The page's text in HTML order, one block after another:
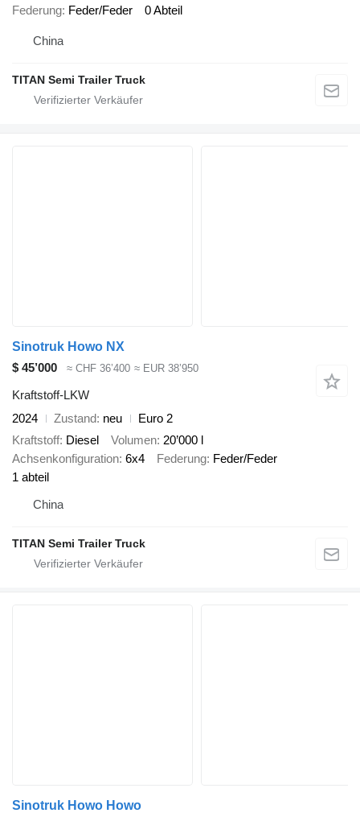
Federung Feder/Feder 0 Abteil
China
TITAN Semi Trailer Truck
Sinotruk Howo NX
$ 45’000
≈ CHF 36’400 ≈ EUR 38’950
Kraftstoff-LKW
2024
Zustand neu
Euro 2
Kraftstoff Diesel Volumen 20’000 l
Achsenkonfiguration 6x4 Federung Feder/Feder
1 abteil
China
TITAN Semi Trailer Truck
Sinotruk Howo Howo